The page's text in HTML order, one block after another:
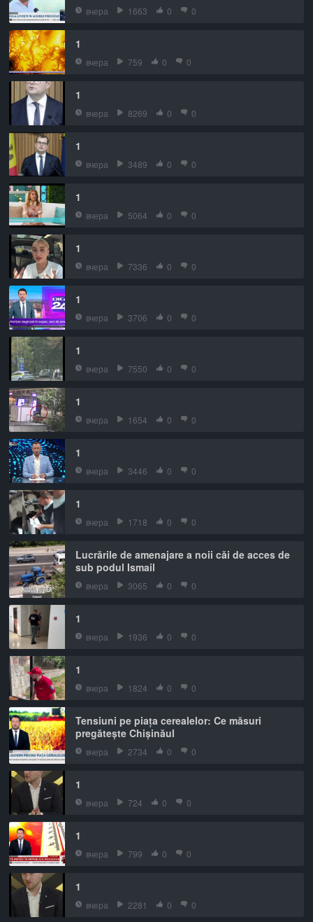
вчера 1663 0 0
1
вчера 759 0 0
1
вчера 8269 0 0
1
вчера 3489 0 0
1
вчера 5064 0 0
1
вчера 7336 0 0
1
вчера 3706 0 0
1
вчера 7550 0 0
1
вчера 1654 0 0
1
вчера 3446 0 0
1
вчера 1718 0 0
Lucrările de amenajare a noii căi de acces de
sub podul Ismail
вчера 3065 0 0
1
вчера 1936 0 0
1
вчера 1824 0 0
Tensiuni pe piața cerealelor: Ce măsuri
pregătește Chișinăul
вчера 2734 0 0
1
вчера 724 0 0
1
вчера 799 0 0
1
вчера 2281 0 0